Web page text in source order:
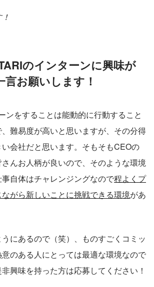
のインターンに興味が
お願いします！
ンをすることは能動的に行動すること
難易度が高いと思いますが、その分得
会社だと思います。そもそもCEOの
んお人柄が良いので、そのような環境
自体はチャレンジングなので程よくプ
がら新しいことに挑戦できる環境があ
にあるので（笑）、ものすごくコミッ
意のある人にとっては最適な環境なので
興味を持った方は応募してください！